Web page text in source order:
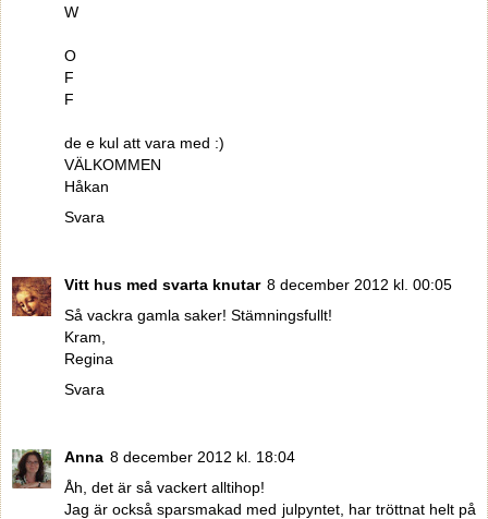
W
O
F
F
de e kul att vara med :)
VÄLKOMMEN
Håkan
Svara
Vitt hus med svarta knutar 8 december 2012 kl. 00:05
Så vackra gamla saker! Stämningsfullt!
Kram,
Regina
Svara
Anna 8 december 2012 kl. 18:04
Åh, det är så vackert alltihop!
Jag är också sparsmakad med julpyntet, har tröttnat helt på